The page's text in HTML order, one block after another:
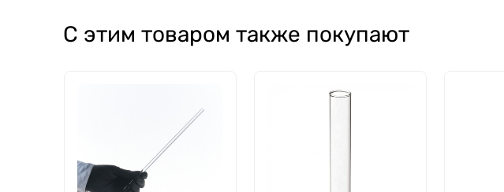
Greetmed
Greetmed
С этим товаром также покупают